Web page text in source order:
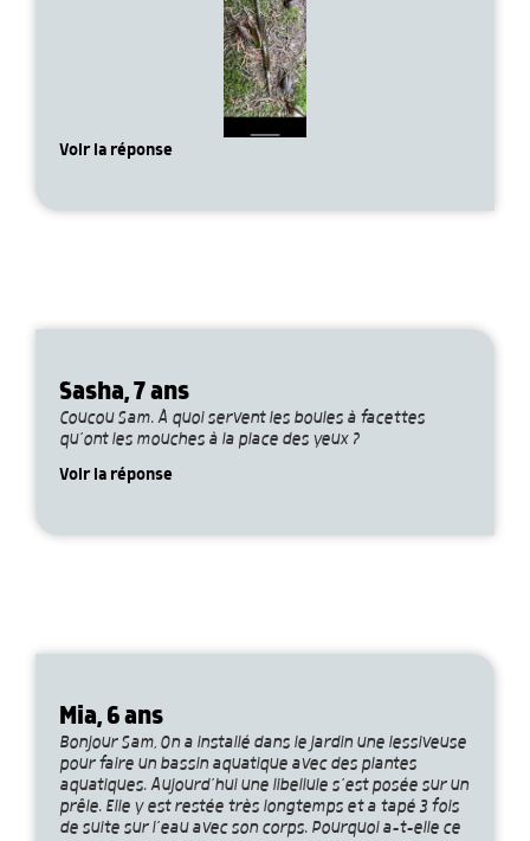
Voir la réponse
Sasha, 7 ans
Coucou Sam. À quoi servent les boules à facettes
qu’ont les mouches à la place des yeux ?
Voir la réponse
Mia, 6 ans
Bonjour Sam, On a installé dans le jardin une lessiveuse
pour faire un bassin aquatique avec des plantes
aquatiques. Aujourd’hui une libellule s’est posée sur un
prêle. Elle y est restée très longtemps et a tapé 3 fois
de suite sur l’eau avec son corps. Pourquoi a-t-elle ce